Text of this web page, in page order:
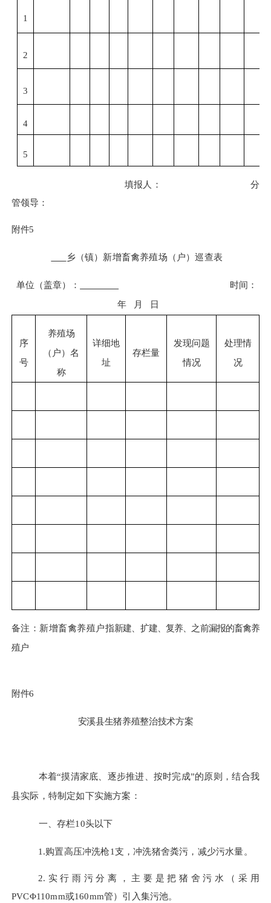
1
2
3
4
5
填报人：
分
管领导：
附件5
乡（镇）新增畜禽养殖场（户）巡查表
单位（盖章）：
时间：
年
月 日
序
号
养殖场
（户）名
称
详细地
址
存栏量
发现问题
情况
处理情
况
备注：新增畜禽养殖户指新建、扩建、复养、 之前漏报的畜禽养
殖户
附件6
安溪县生猪养殖整治技术方案
本着“摸清家底、逐步推进、按时完成”的原则，结合我
县实际，特制定如下实施方案：
一、存栏10头以下
1.购置高压冲洗枪1支，冲洗猪舍粪污，减少污水量。
2.实行雨污分离，主要是把猪舍污水（采用
PVCΦ110mm或160mm管）引入集污池。